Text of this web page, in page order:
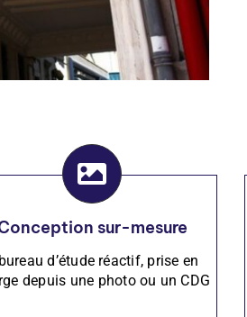
sur-mesure
d’étude réactif, prise en
depuis une photo ou un CDG